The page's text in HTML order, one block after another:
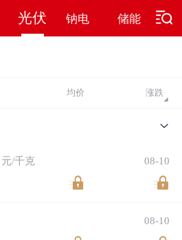
光伏 钠电 储能
均价 涨跌
元/千克 08-10
08-10